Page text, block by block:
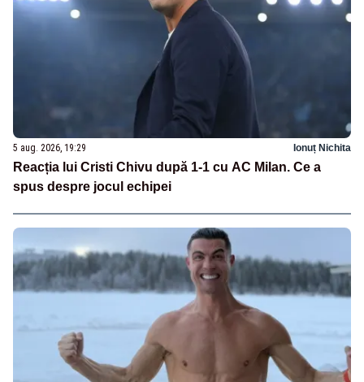
5 aug. 2026, 19:29 Ionuț Nichita
Reacția lui Cristi Chivu după 1-1 cu AC Milan. Ce a
spus despre jocul echipei